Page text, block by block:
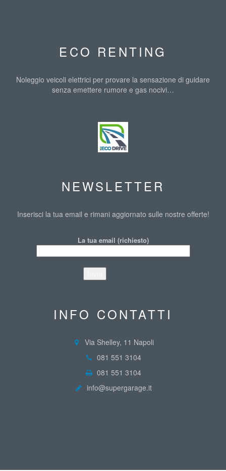
ECO RENTING
Noleggio veicoli elettrici per provare la sensazione di guidare
senza emettere rumore e gas nocivi…
NEWSLETTER
Inserisci la tua email e rimani aggiornato sulle nostre offerte!
La tua email (richiesto)
INFO CONTATTI
Via Shelley, 11 Napoli
081 551 3104
081 551 3104
info@supergarage.it